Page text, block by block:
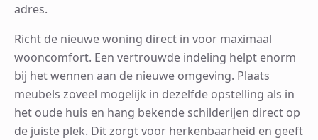
adres.
Richt de nieuwe woning direct in voor maximaal
wooncomfort. Een vertrouwde indeling helpt enorm
bij het wennen aan de nieuwe omgeving. Plaats
meubels zoveel mogelijk in dezelfde opstelling als in
het oude huis en hang bekende schilderijen direct op
de juiste plek. Dit zorgt voor herkenbaarheid en geeft